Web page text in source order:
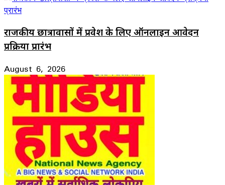
राजकीय छात्रावासों में प्रवेश के लिए ऑनलाइन आवेदन
प्रक्रिया प्रारंभ
August 6, 2026